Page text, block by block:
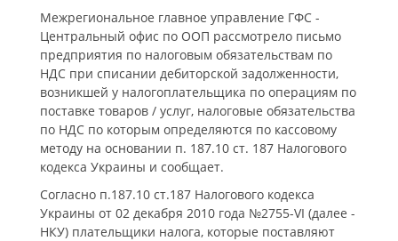
Межрегиональное главное управление ГФС -
Центральный офис по ООП рассмотрело письмо
предприятия по налоговым обязательствам по
НДС при списании дебиторской задолженности,
возникшей у налогоплательщика по операциям по
поставке товаров / услуг, налоговые обязательства
по НДС по которым определяются по кассовому
методу на основании п. 187.10 ст. 187 Налогового
кодекса Украины и сообщает.
Согласно п.187.10 ст.187 Налогового кодекса
Украины от 02 декабря 2010 года №2755-VI (далее -
НКУ) плательщики налога, которые поставляют